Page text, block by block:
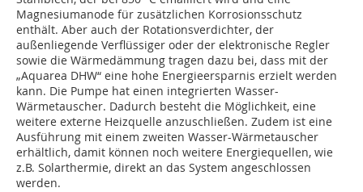
Magnesiumanode für zusätzlichen Korrosionsschutz
enthält. Aber auch der Rotationsverdichter, der
außenliegende Verflüssiger oder der elektronische Regler
sowie die Wärmedämmung tragen dazu bei, dass mit der
„Aquarea DHW“ eine hohe Energieersparnis erzielt werden
kann. Die Pumpe hat einen integrierten Wasser-
Wärmetauscher. Dadurch besteht die Möglichkeit, eine
weitere externe Heizquelle anzuschließen. Zudem ist eine
Ausführung mit einem zweiten Wasser-Wärmetauscher
erhältlich, damit können noch weitere Energiequellen, wie
z.B. Solarthermie, direkt an das System angeschlossen
werden.